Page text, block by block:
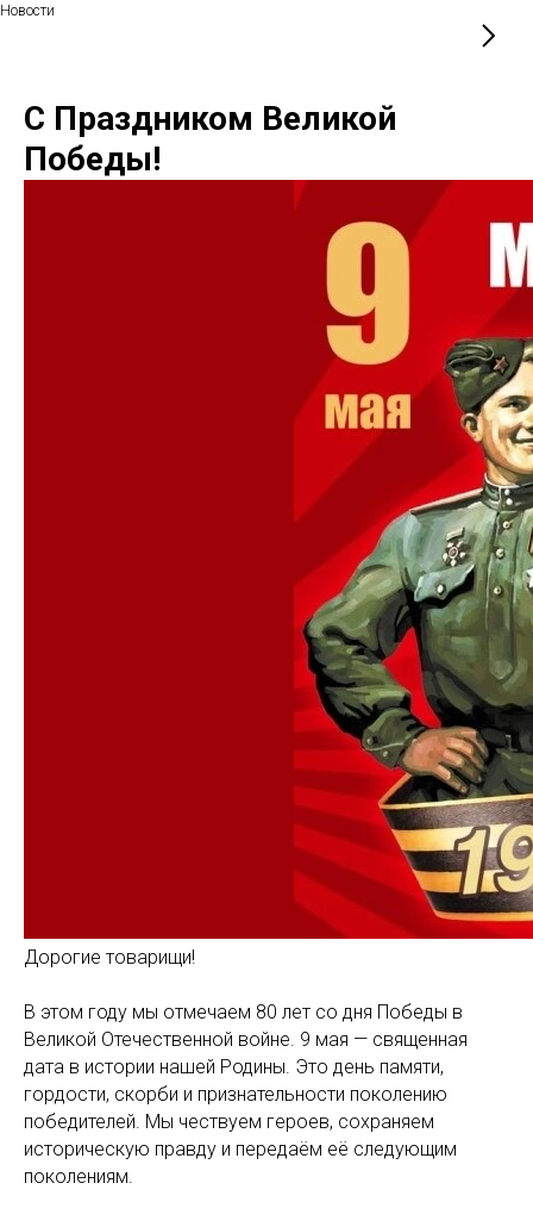
Новости
С Праздником Великой
Победы!
Дорогие товарищи!
В этом году мы отмечаем 80 лет со дня Победы в
Великой Отечественной войне. 9 мая — священная
дата в истории нашей Родины. Это день памяти,
гордости, скорби и признательности поколению
победителей. Мы чествуем героев, сохраняем
историческую правду и передаём её следующим
поколениям.